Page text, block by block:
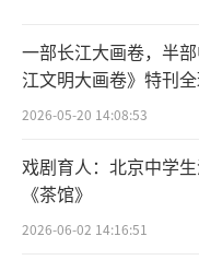
一部长江大画卷，半
江文明大画卷》特刊
2026-05-20 14:08:53
戏剧育人：北京中学生
《茶馆》
2026-06-02 14:16:51